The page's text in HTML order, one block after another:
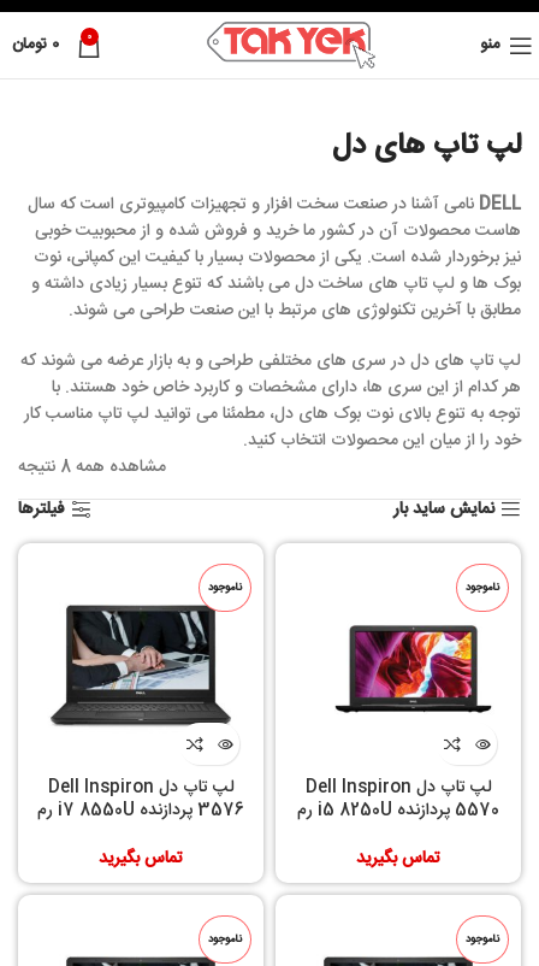
منو 0
0 تومان
لپ تاپ های دل
DELL نامی آشنا در صنعت سخت افزار و تجهیزات کامپیوتری است که سال
هاست محصولات آن در کشور ما خرید و فروش شده و از محبوبیت خوبی
نیز برخوردار شده است. یکی از محصولات بسیار با کیفیت این کمپانی، نوت
بوک ها و لپ تاپ های ساخت دل می باشند که تنوع بسیار زیادی داشته و
مطابق با آخرین تکنولوژی های مرتبط با این صنعت طراحی می شوند.
لپ تاپ های دل در سری های مختلفی طراحی و به بازار عرضه می شوند که
هر کدام از این سری ها، دارای مشخصات و کاربرد خاص خود هستند. با
توجه به تنوع بالای نوت بوک های دل، مطمئنا می توانید لپ تاپ مناسب کار
خود را از میان این محصولات انتخاب کنید.
مشاهده همه 8 نتیجه
نمایش ساید بار
فیلترها
ناموجود
لپ تاپ دل Dell Inspiron
5570 پردازنده i5 8250U رم
تماس بگیرید
ناموجود
لپ تاپ دل Dell Inspiron
3576 پردازنده i7 8550U رم
تماس بگیرید
ناموجود ناموجود